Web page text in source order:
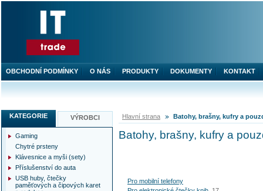
Hlavní strana Batohy, brašny, kufry a
Batohy, brašny, kufry a
Pro mobilní telefony
KATEGORIE VÝROBCI
Gaming
Chytré prsteny
Klávesnice a myši (sety)
Příslušenství do auta
USB huby, čtečky
paměťových a čipových karet
OBCHODNÍ PODMÍNKY O NÁS PRODUKTY DOKUMENTY KONTAKT